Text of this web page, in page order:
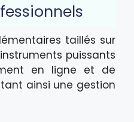
taillés sur
puissants
en ligne et de
ainsi une gestion